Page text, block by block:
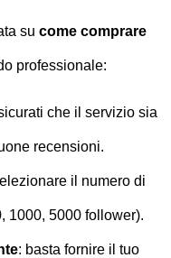
su come comprare
professionale:
che il servizio sia
recensioni.
il numero di
1000, 5000 follower).
: basta fornire il tuo